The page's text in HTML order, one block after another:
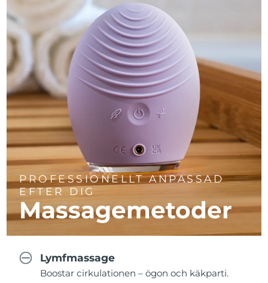
PROFESSIONELLT ANPASSAD
EFTER DIG
Massagemetoder
Lymfmassage
Boostar cirkulationen – ögon och käkparti.